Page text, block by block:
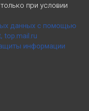
при условии
данных с помощью
top.mail.ru
информации